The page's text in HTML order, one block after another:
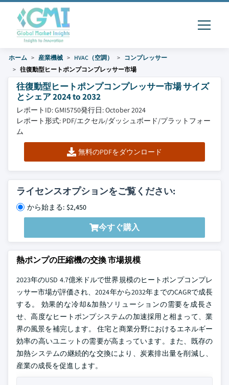
ホーム 産業機械 HVAC（空調）
コンプレッサー
往復動型ヒートポンプコンプレッサー市場
往復動型ヒートポンプコンプレッサー市場 サイズ
とシェア 2024 to 2032
レポートID: GMI5750発行日: October 2024
レポート形式: PDF/エクセル/ダッシュボード/プラットフォー
ム
無料のPDFをダウンロード
ライセンスオプションをご覧ください:
から始まる: $2,450
今すぐ購入
熱ポンプの圧縮機の交換 市場規模
2023年のUSD 4.7億米ドルで世界規模のヒートポンプコンプレ
ッサー市場が評価され、2024年から2032年までのCAGRで成長
する。 効果的な冷却&加熱ソリューションの需要を成長さ
せ、高度なヒートポンプシステムの加速採用と相まって、業
界の風景を補完します。 住宅と商業分野におけるエネルギー
効率の高いユニットの需要が高まっています。また、既存の
加熱システムの継続的な交換により、炭素排出量を削減し、
産業の成長を促進します。